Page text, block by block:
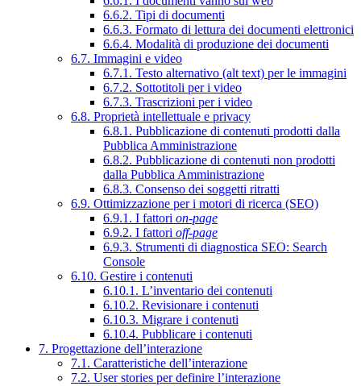
6.6.2. Tipi di documenti
6.6.3. Formato di lettura dei documenti elettronici
6.6.4. Modalità di produzione dei documenti
6.7. Immagini e video
6.7.1. Testo alternativo (alt text) per le immagini
6.7.2. Sottotitoli per i video
6.7.3. Trascrizioni per i video
6.8. Proprietà intellettuale e privacy
6.8.1. Pubblicazione di contenuti prodotti dalla
Pubblica Amministrazione
6.8.2. Pubblicazione di contenuti non prodotti
dalla Pubblica Amministrazione
6.8.3. Consenso dei soggetti ritratti
6.9. Ottimizzazione per i motori di ricerca (SEO)
6.9.1. I fattori on-page
6.9.2. I fattori off-page
6.9.3. Strumenti di diagnostica SEO: Search
Console
6.10. Gestire i contenuti
6.10.1. L’inventario dei contenuti
6.10.2. Revisionare i contenuti
6.10.3. Migrare i contenuti
6.10.4. Pubblicare i contenuti
7. Progettazione dell’interazione
7.1. Caratteristiche dell’interazione
7.2. User stories per definire l’interazione